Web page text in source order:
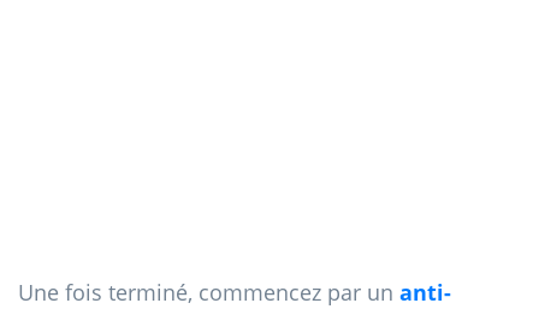
Une fois terminé, commencez par un anti-